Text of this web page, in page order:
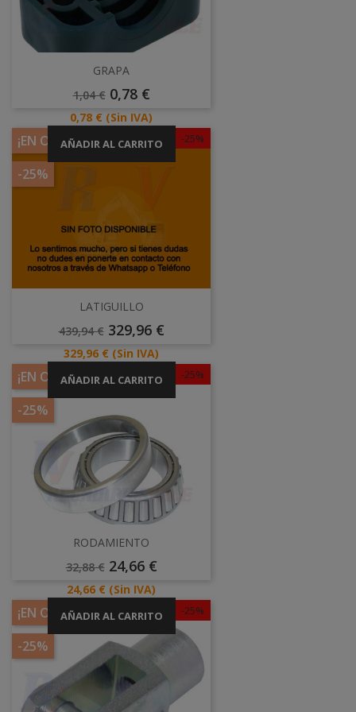
GRAPA
Precio
1,04 € Precio
0,78 €
Precio
0,78 € (Sin IVA)
AÑADIR AL CARRITO -25%
¡EN OFERTA!
-25%
LATIGUILLO
Precio
439,94 € Precio
329,96 €
Precio
329,96 € (Sin IVA)
AÑADIR AL CARRITO -25%
¡EN OFERTA!
-25%
RODAMIENTO
Precio
32,88 € Precio
24,66 €
Precio
24,66 € (Sin IVA)
AÑADIR AL CARRITO -25%
¡EN OFERTA!
-25%